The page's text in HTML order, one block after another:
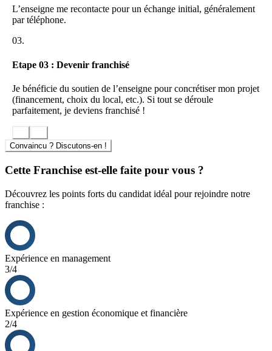
proposant un lieu d’activité physique innovant, intégrant le sport sur
ordonnance et une forte dimension Bien-être.
Technologie de pointe
novateurs, et des technologies généralement peu accessibles au
Coaching personnalisé
Notre clientèle est accompagnée de façon personnalisée par des
enseignants en activité physique adaptée pendant toute la durée de
leur séance.
accompagnement
FORM’AVENUE s’engage pour un accompagnement fort du
franchisé notamment par le biais de formations, partenariats et
AVANTAGES À REJOINDRE LE RÉSEAU
FORM’AVENUE :
Une formation initiale complète pour vous donner les outils
nécessaires pour réussir
Un soutien permanent pour votre développement
Concept attractif, novateur et rentable
L’enseigne me recontacte pour un échange initial, généralement
par téléphone.
03.
Etape 03 : Devenir franchisé
Je bénéficie du soutien de l’enseigne pour concrétiser mon projet
(financement, choix du local, etc.). Si tout se déroule
parfaitement, je deviens franchisé !
Convaincu ? Discutons-en !
Cette Franchise est-elle faite pour vous ?
Découvrez les points forts du candidat idéal pour rejoindre notre
franchise :
Expérience en management
3/4
Expérience en gestion économique et financière
2/4